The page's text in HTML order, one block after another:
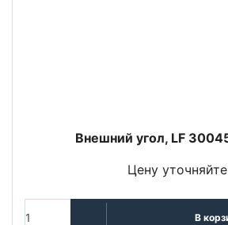
Внешний угол, LF
Цену уточняйте
В